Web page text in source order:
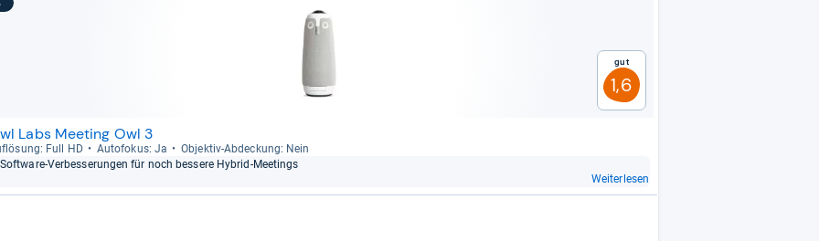
Gut
1,6
Labs Meeting Owl 3
Full HD Auto­fo­kus: Ja
Objek­tiv-​Abde­ckung: Nein
Soft­ware-​Ver­bes­se­run­gen für noch bes­sere Hybrid-​Mee­tings
Weiterlesen